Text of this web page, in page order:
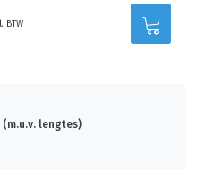
BTW
lengtes)